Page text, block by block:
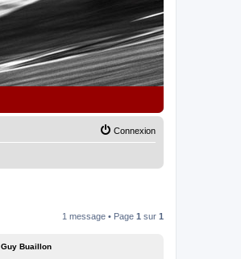
Connexion
1 message • Page 1 sur 1
Guy Buaillon